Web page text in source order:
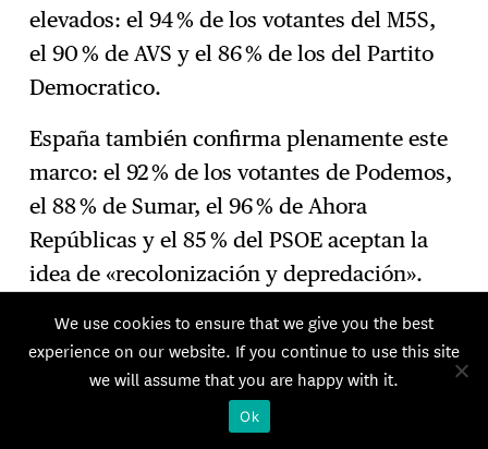
elevados: el 94 % de los votantes del M5S,
el 90 % de AVS y el 86 % de los del Partito
Democratico.
España también confirma plenamente este
marco: el 92 % de los votantes de Podemos,
el 88 % de Sumar, el 96 % de Ahora
Repúblicas y el 85 % del PSOE aceptan la
idea de «recolonización y depredación».
We use cookies to ensure that we give you the best
experience on our website. If you continue to use this site
we will assume that you are happy with it.
Ok